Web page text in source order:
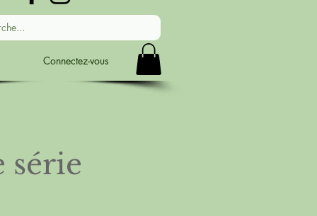
Connectez-vous
série